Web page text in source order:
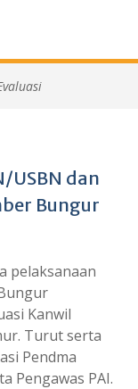
USBN dan
Bungur
pelaksanaan
Kanwil
Turut serta
Pendma
Pengawas PAI.